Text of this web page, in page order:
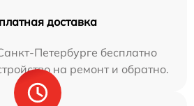
доставка
Петербурге бесплатно
на ремонт и обратно.